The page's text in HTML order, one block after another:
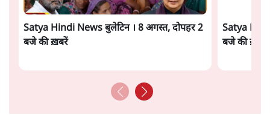
पवन उप्रेतीकी और स्टोरी पढ़ें
अगली खबर लोड हो रही है...